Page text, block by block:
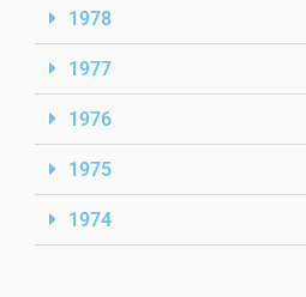
1978
1977
1976
1975
1974